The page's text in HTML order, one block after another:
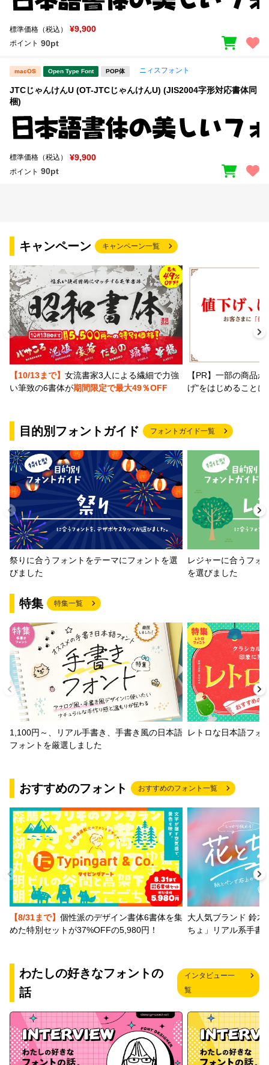
標準価格（税込） ¥9,900
ポイント 90pt
macOS Open Type Font POP体 ニィスフォント
JTCじゃんけんU (OT-JTCじゃんけんU) (JIS2004字形対応書体同
梱)
標準価格（税込） ¥9,900
ポイント 90pt
キャンペーン キャンペーン一覧
【10/13まで】 女流書家3人による繊細で力強
い筆致の6書体が期間限定で最大49％OFF
【PR】一部の商品
げ"をはじめること
目的別フォントガイド フォントガイド一覧
祭りに合うフォントをテーマにフォントを選
びました
レジャーに合うフォ
を選びました
特集 特集一覧
1,100円～、リアル手書き、手書き風の日本語
フォントを厳選しました
レトロな日本語フォ
おすすめのフォント おすすめのフォント一覧
【8/31まで】 個性派のデザイン書体6書体を集
めた特別セットが37%OFFの5,980円！
大人気ブランド 鈴木
ちょ」リアル系手書
わたしの好きなフォントの
話
インタビュー一
覧